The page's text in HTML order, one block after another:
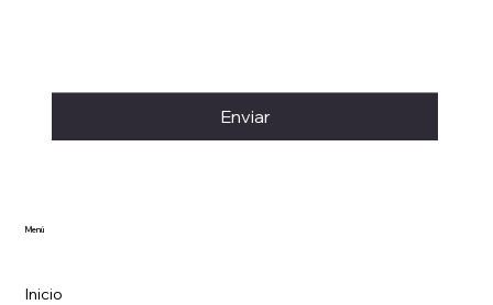
Menú
Inicio
Enviar